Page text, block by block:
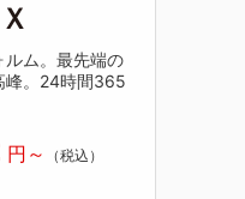
ルム。最先端の
峰。24時間365